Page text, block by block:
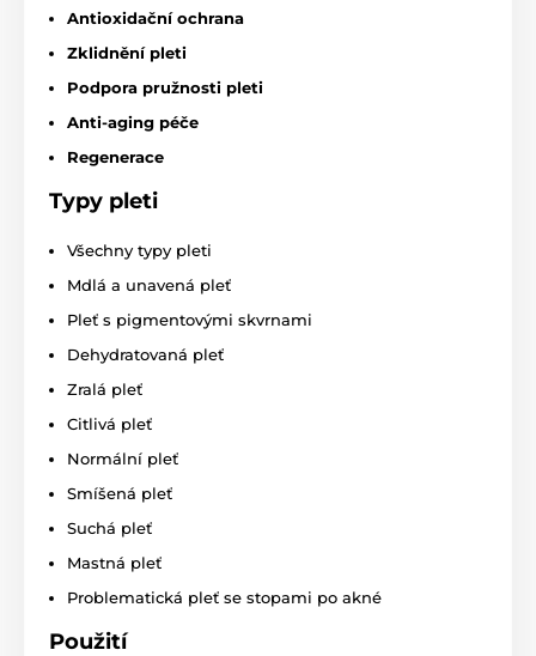
Antioxidační ochrana
Zklidnění pleti
Podpora pružnosti pleti
Anti-aging péče
Regenerace
Typy pleti
Všechny typy pleti
Mdlá a unavená pleť
Pleť s pigmentovými skvrnami
Dehydratovaná pleť
Zralá pleť
Citlivá pleť
Normální pleť
Smíšená pleť
Suchá pleť
Mastná pleť
Problematická pleť se stopami po akné
Použití